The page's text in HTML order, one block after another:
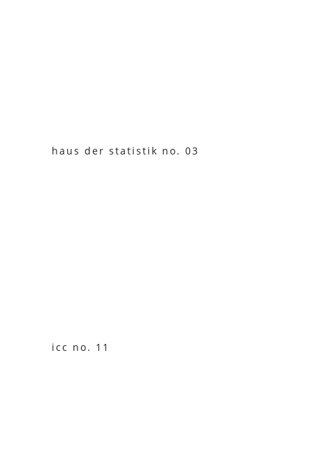
haus der statistik no. 03
icc no. 11